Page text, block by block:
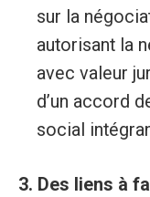
sur la
autorisant la
avec valeur
d’un accord
social
3. Des liens à